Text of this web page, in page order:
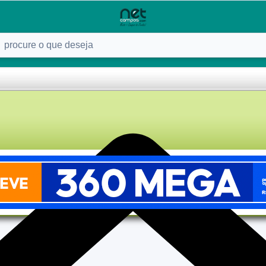
o que deseja